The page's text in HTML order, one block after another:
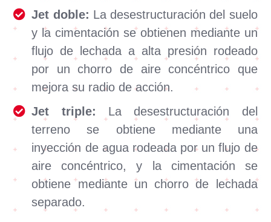
Jet doble: La desestructuración del suelo
y la cimentación se obtienen mediante un
flujo de lechada a alta presión rodeado
por un chorro de aire concéntrico que
mejora su radio de acción.
Jet triple:
La desestructuración del
terreno se obtiene mediante una
inyección de agua rodeada por un flujo de
aire concéntrico, y la cimentación se
obtiene mediante un chorro de lechada
separado.